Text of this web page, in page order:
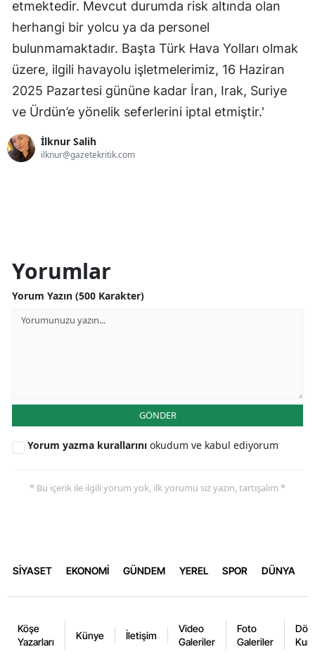
etmektedir. Mevcut durumda risk altında olan
herhangi bir yolcu ya da personel
bulunmamaktadır. Başta Türk Hava Yolları olmak
üzere, ilgili havayolu işletmelerimiz, 16 Haziran
2025 Pazartesi gününe kadar İran, Irak, Suriye
ve Ürdün’e yönelik seferlerini iptal etmiştir.'
İlknur Salih
ilknur@gazetekritik.com
Yorumlar
Yorum Yazın (500 Karakter)
GÖNDER
Yorum yazma kurallarını okudum ve kabul ediyorum
* Bu içerik ile ilgili yorum yok, ilk yorumu siz yazın, tartışalım *
SİYASET EKONOMİ GÜNDEM YEREL SPOR DÜNYA
Köşe
Yazarları
Künye İletişim
Video
Galeriler
Foto
Galeriler